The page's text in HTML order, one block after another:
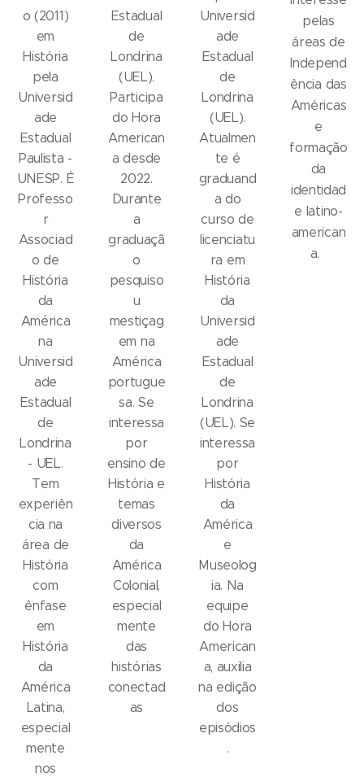
o (2011)
em
História
pela
Universid
ade
Estadual
Paulista -
UNESP. É
Professo
r
Associad
o de
História
da
América
na
Universid
ade
Estadual
de
Londrina
- UEL.
Tem
experiên
cia na
área de
História
com
ênfase
em
História
da
América
Latina,
especial
mente
nos
Estadual
de
Londrina
(UEL).
Participa
do Hora
American
a desde
2022.
Durante
a
graduaçã
o
pesquiso
u
mestiçag
em na
América
portugue
sa. Se
interessa
por
ensino de
História e
temas
diversos
da
América
Colonial,
especial
mente
das
histórias
conectad
as
Universid
ade
Estadual
de
Londrina
(UEL).
Atualmen
te é
graduand
a do
curso de
licenciatu
ra em
História
da
Universid
ade
Estadual
de
Londrina
(UEL). Se
interessa
por
História
da
América
e
Museolog
ia. Na
equipe
do Hora
American
a, auxilia
na edição
dos
episódios
.
pelas
áreas de
Independ
ência das
Américas
e
formação
da
identidad
e latino-
american
a.